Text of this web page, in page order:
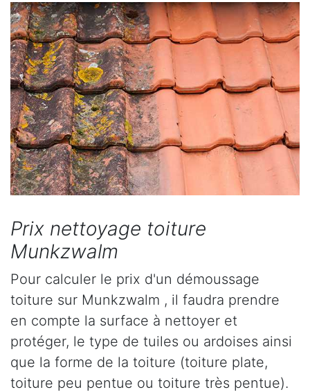
Prix nettoyage toiture
Munkzwalm
Pour calculer le prix d'un démoussage
toiture sur Munkzwalm , il faudra prendre
en compte la surface à nettoyer et
protéger, le type de tuiles ou ardoises ainsi
que la forme de la toiture (toiture plate,
toiture peu pentue ou toiture très pentue).